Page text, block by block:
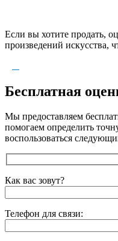
Если вы хотите продать,
произведений искусства,
Бесплатная
Мы предоставляем
помогаем определить
воспользоваться
Как вас зовут?
Телефон для связи: